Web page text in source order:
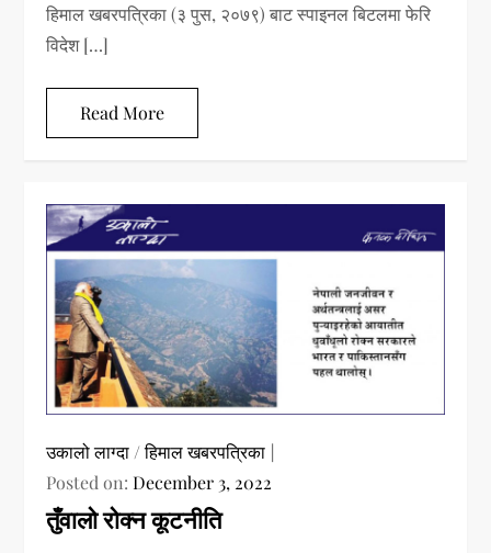
हिमाल खबरपत्रिका (३ पुस, २०७९) बाट स्पाइनल बिटलमा फेरि
विदेश […]
Read More
उकालो लाग्दा /हिमाल खबरपत्रिका
Posted on:December 3, 2022
तुँवालो रोक्न कूटनीति